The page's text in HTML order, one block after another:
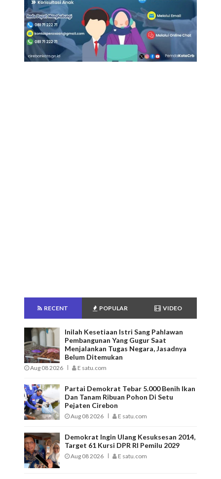
RECENT POPULAR VIDEO
Inilah Kesetiaan Istri Sang Pahlawan
Pembangunan Yang Gugur Saat
Menjalankan Tugas Negara, Jasadnya
Belum Ditemukan
Aug 08 2026 E satu.com
Partai Demokrat Tebar 5.000 Benih Ikan
Dan Tanam Ribuan Pohon Di Setu
Pejaten Cirebon
Aug 08 2026 E satu.com
Demokrat Ingin Ulang Kesuksesan 2014,
Target 61 Kursi DPR RI Pemilu 2029
Aug 08 2026 E satu.com